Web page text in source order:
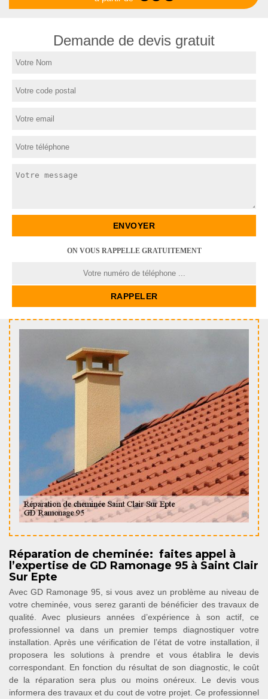
Demande de devis gratuit
ON VOUS RAPPELLE GRATUITEMENT
Réparation de cheminée: faites appel à
l’expertise de GD Ramonage 95 à Saint Clair
Sur Epte
Avec GD Ramonage 95, si vous avez un problème au niveau de
votre cheminée, vous serez garanti de bénéficier des travaux de
qualité. Avec plusieurs années d’expérience à son actif, ce
professionnel va dans un premier temps diagnostiquer votre
installation. Après une vérification de l’état de votre installation, il
proposera les solutions à prendre et vous établira le devis
correspondant. En fonction du résultat de son diagnostic, le coût
de la réparation sera plus ou moins onéreux. Le devis vous
informera des travaux et du cout de votre projet. Ce professionnel